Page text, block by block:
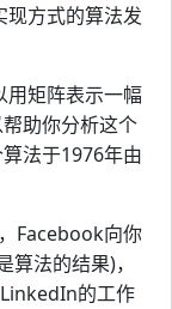
现方式的算法发
用矩阵表示一幅
助你分析这个
法于1976年由
Facebook向你
法的结果)，
的工作